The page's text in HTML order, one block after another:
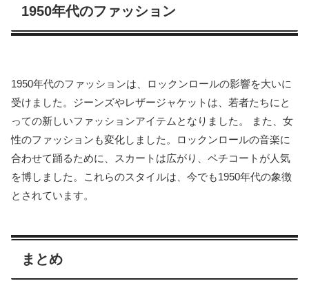
1950年代のファッション
1950年代のファッションは、ロックンロールの影響を大いに
受けました。ジーンズやレザージャケットは、若者たちにと
っての新しいファッションアイテムとなりました。 また、女
性のファッションも変化しました。ロックンロールの音楽に
合わせて踊るために、スカートは広がり、ペチコートが人気
を博しました。これらのスタイルは、今でも1950年代の象徴
とされています。
まとめ